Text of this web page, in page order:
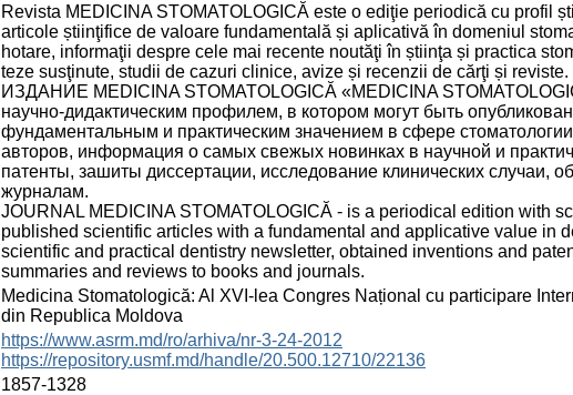
Revista MEDICINA STOMATOLOGICĂ este o ediţie periodică cu profil
articole știinţifice de valoare fundamentală și aplicativă în domeniul
hotare, informaţii despre cele mai recente noutăţi în știinţa și practica
teze susţinute, studii de cazuri clinice, avize și recenzii de cărţi și reviste.
ИЗДАНИЕ MEDICINA STOMATOLOGICĂ «MEDICINA
научно-дидактическим профилем, в котором могут быть
фундаментальным и практическим значением в сфере
авторов, информация о самых свежых новинках в научной и
патенты, зашиты диссертации, исследование клинических случаи,
журналам.
JOURNAL MEDICINA STOMATOLOGICĂ - is a periodical edition with
published scientific articles with a fundamental and applicative value in
scientific and practical dentistry newsletter, obtained inventions and
summaries and reviews to books and journals.
Medicina Stomatologică: Al XVI-lea Congres Național cu participare
din Republica Moldova
https://www.asrm.md/ro/arhiva/nr-3-24-2012
https://repository.usmf.md/handle/20.500.12710/22136
1857-1328